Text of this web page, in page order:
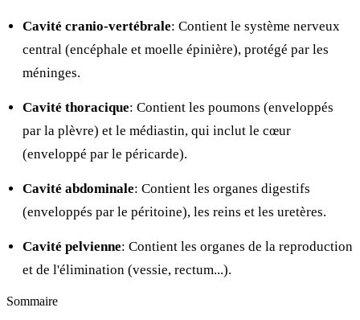
Cavité cranio-vertébrale: Contient le système nerveux
central (encéphale et moelle épinière), protégé par les
méninges.
Cavité thoracique: Contient les poumons (enveloppés
par la plèvre) et le médiastin, qui inclut le cœur
(enveloppé par le péricarde).
Cavité abdominale: Contient les organes digestifs
(enveloppés par le péritoine), les reins et les uretères.
Cavité pelvienne: Contient les organes de la reproduction
et de l'élimination (vessie, rectum...).
Sommaire